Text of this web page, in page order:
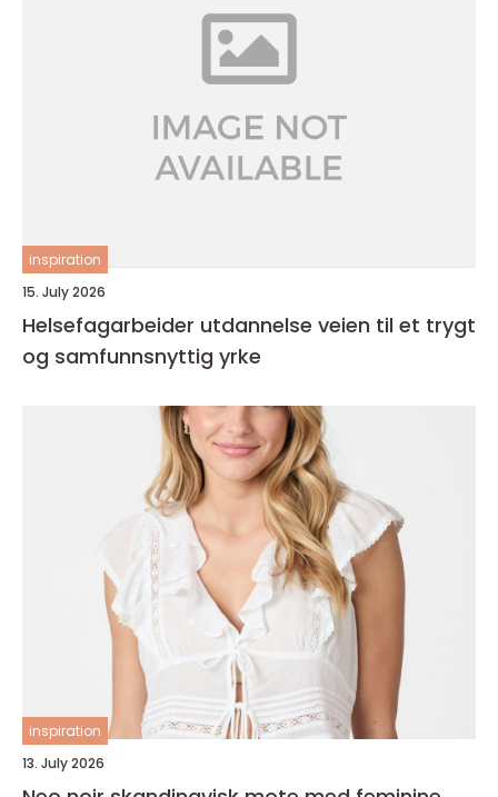
inspiration
15. July 2026
Helsefagarbeider utdannelse veien til et trygt
og samfunnsnyttig yrke
inspiration
13. July 2026